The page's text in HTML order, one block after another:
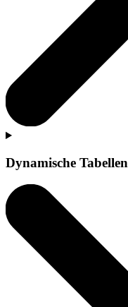
Dynamische Tabellen